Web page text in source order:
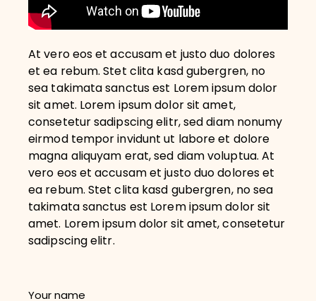
At vero eos et accusam et justo duo dolores
et ea rebum. Stet clita kasd gubergren, no
sea takimata sanctus est Lorem ipsum dolor
sit amet. Lorem ipsum dolor sit amet,
consetetur sadipscing elitr, sed diam nonumy
eirmod tempor invidunt ut labore et dolore
magna aliquyam erat, sed diam voluptua. At
vero eos et accusam et justo duo dolores et
ea rebum. Stet clita kasd gubergren, no sea
takimata sanctus est Lorem ipsum dolor sit
amet. Lorem ipsum dolor sit amet, consetetur
sadipscing elitr.